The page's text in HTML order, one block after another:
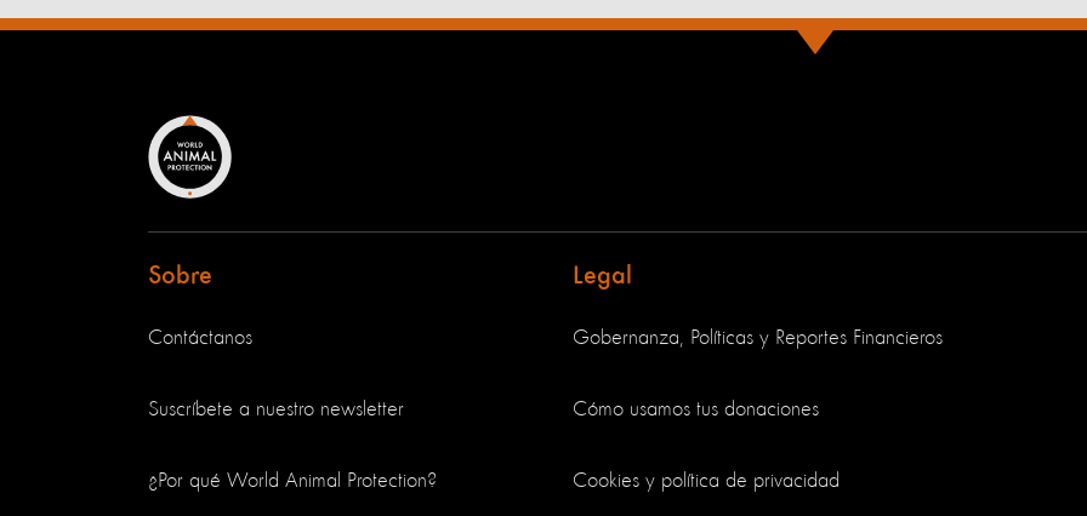
Sobre
Contáctanos
Suscríbete a nuestro newsletter
¿Por qué World Animal Protection?
Legal
Gobernanza, Políticas y Reportes Financieros
Cómo usamos tus donaciones
Cookies y política de privacidad